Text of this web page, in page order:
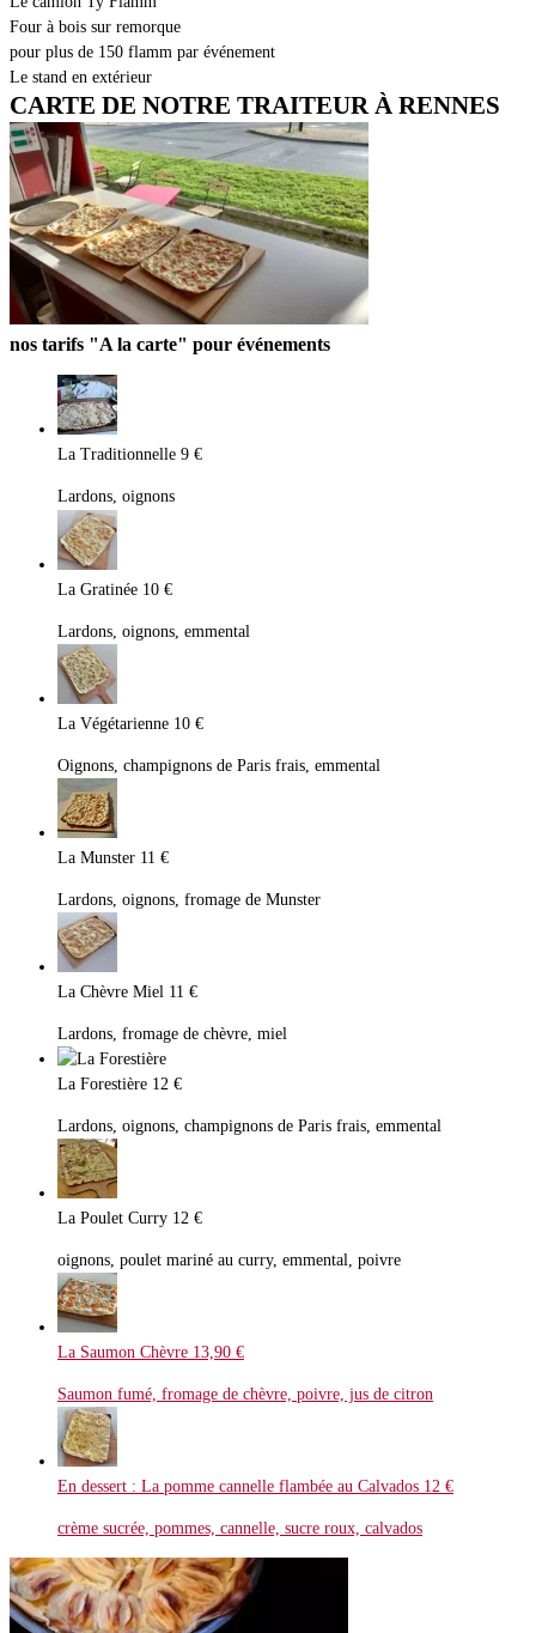
Four à bois sur remorque
pour plus de 150 flamm par événement
Le stand en extérieur
CARTE DE NOTRE TRAITEUR À RENNES
nos tarifs "A la carte" pour événements
La Traditionnelle 9 €
Lardons, oignons
La Gratinée 10 €
Lardons, oignons, emmental
La Végétarienne 10 €
Oignons, champignons de Paris frais, emmental
La Munster 11 €
Lardons, oignons, fromage de Munster
La Chèvre Miel 11 €
Lardons, fromage de chèvre, miel
La Forestière 12 €
Lardons, oignons, champignons de Paris frais, emmental
La Poulet Curry 12 €
oignons, poulet mariné au curry, emmental, poivre
La Saumon Chèvre 13,90 €
Saumon fumé, fromage de chèvre, poivre, jus de citron
En dessert : La pomme cannelle flambée au Calvados 12 €
crème sucrée, pommes, cannelle, sucre roux, calvados